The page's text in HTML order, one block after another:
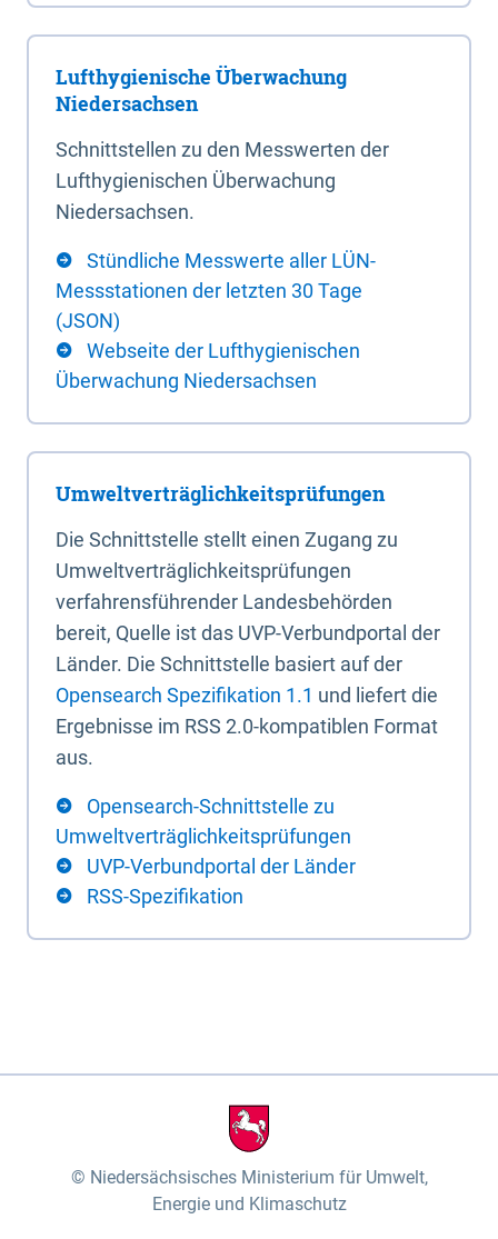
Lufthygienische Überwachung
Niedersachsen
Schnittstellen zu den Messwerten der
Lufthygienischen Überwachung
Niedersachsen.
Stündliche Messwerte aller LÜN-
Messstationen der letzten 30 Tage
(JSON)
Webseite der Lufthygienischen
Überwachung Niedersachsen
Umweltverträglichkeitsprüfungen
Die Schnittstelle stellt einen Zugang zu
Umweltverträglichkeitsprüfungen
verfahrensführender Landesbehörden
bereit, Quelle ist das UVP-Verbundportal der
Länder. Die Schnittstelle basiert auf der
Opensearch Spezifikation 1.1 und liefert die
Ergebnisse im RSS 2.0-kompatiblen Format
aus.
Opensearch-Schnittstelle zu
Umweltverträglichkeitsprüfungen
UVP-Verbundportal der Länder
RSS-Spezifikation
Niedersächsisches Ministerium für Umwelt,
Energie und Klimaschutz